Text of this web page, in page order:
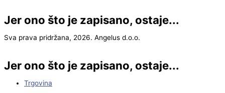
Jer ono što je zapisano, ostaje...
Sva prava pridržana, 2026. Angelus d.o.o.
Jer ono što je zapisano, ostaje...
Trgovina